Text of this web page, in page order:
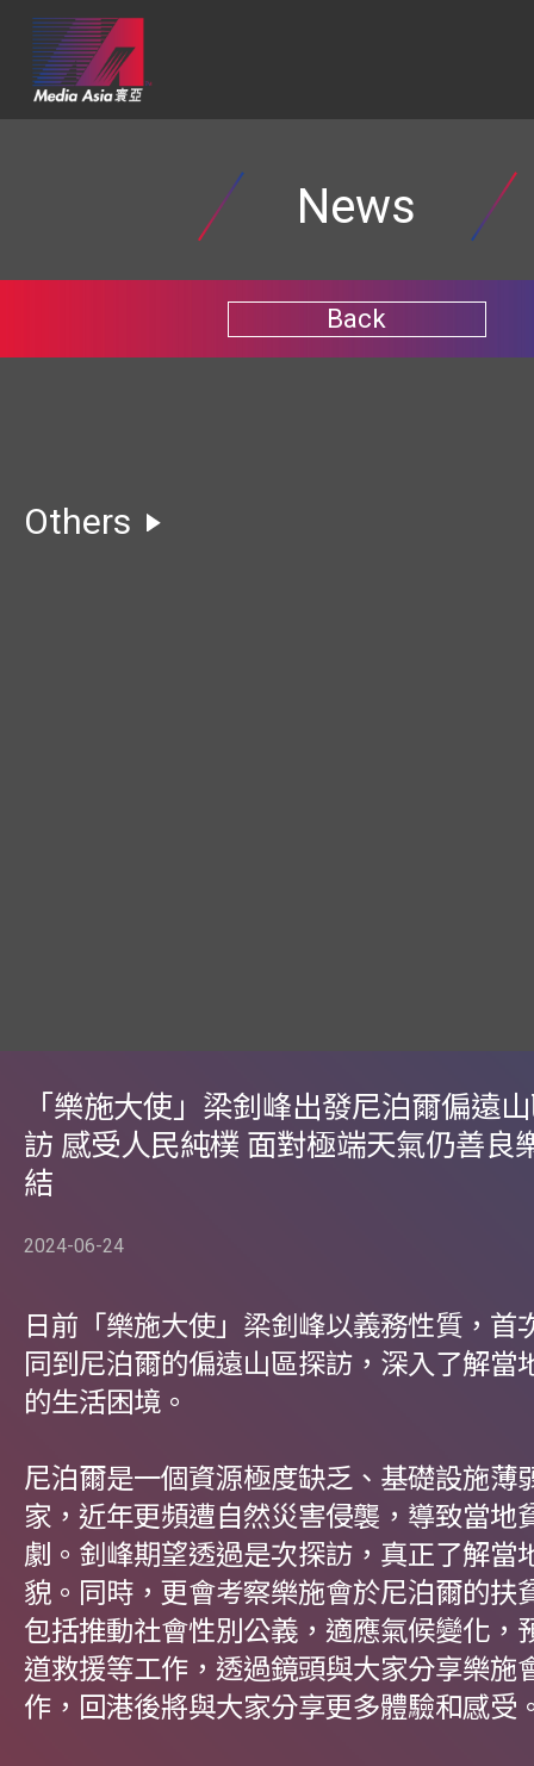
News
Back
Others
「樂施大使」梁釗峰出發尼泊爾偏遠
訪 感受人民純樸 面對極端天氣仍善良
結
2024-06-24
日前「樂施大使」梁釗峰以義務性質，首
同到尼泊爾的偏遠山區探訪，深入了解當
的生活困境。
尼泊爾是一個資源極度缺乏、基礎設施薄
家，近年更頻遭自然災害侵襲，導致當地
劇。釗峰期望透過是次探訪，真正了解當
貌。同時，更會考察樂施會於尼泊爾的扶
包括推動社會性別公義，適應氣候變化，
道救援等工作，透過鏡頭與大家分享樂施
作，回港後將與大家分享更多體驗和感受